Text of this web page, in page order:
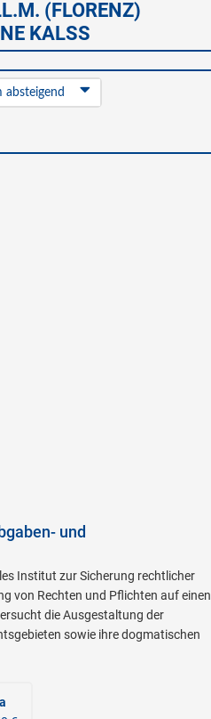
(FLORENZ)
KALSS
absteigend
und
Institut zur Sicherung rechtlicher
von Rechten und Pflichten auf einen
die Ausgestaltung der
sowie ihre dogmatischen